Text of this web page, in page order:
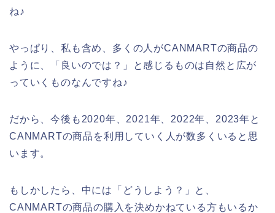
ね♪
やっぱり、私も含め、多くの人がCANMARTの商品の
ように、「良いのでは？」と感じるものは自然と広が
っていくものなんですね♪
だから、今後も2020年、2021年、2022年、2023年と
CANMARTの商品を利用していく人が数多くいると思
います。
もしかしたら、中には「どうしよう？」と、
CANMARTの商品の購入を決めかねている方もいるか